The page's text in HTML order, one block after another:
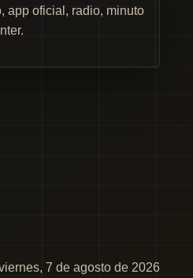
app oficial, radio, minuto
7 de agosto de 2026